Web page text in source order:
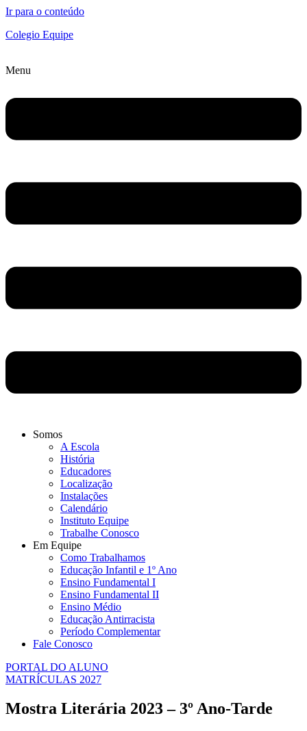
Ir para o conteúdo
Colegio Equipe
Menu
Somos
A Escola
História
Educadores
Localização
Instalações
Calendário
Instituto Equipe
Trabalhe Conosco
Em Equipe
Como Trabalhamos
Educação Infantil e 1º Ano
Ensino Fundamental I
Ensino Fundamental II
Ensino Médio
Educação Antirracista
Período Complementar
Fale Conosco
PORTAL DO ALUNO
MATRÍCULAS 2027
Mostra Literária 2023 – 3º Ano-Tarde